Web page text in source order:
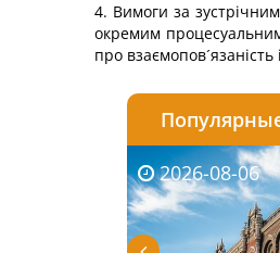
4. Вимоги за
окремим
про
2026-08-06
2026-08-